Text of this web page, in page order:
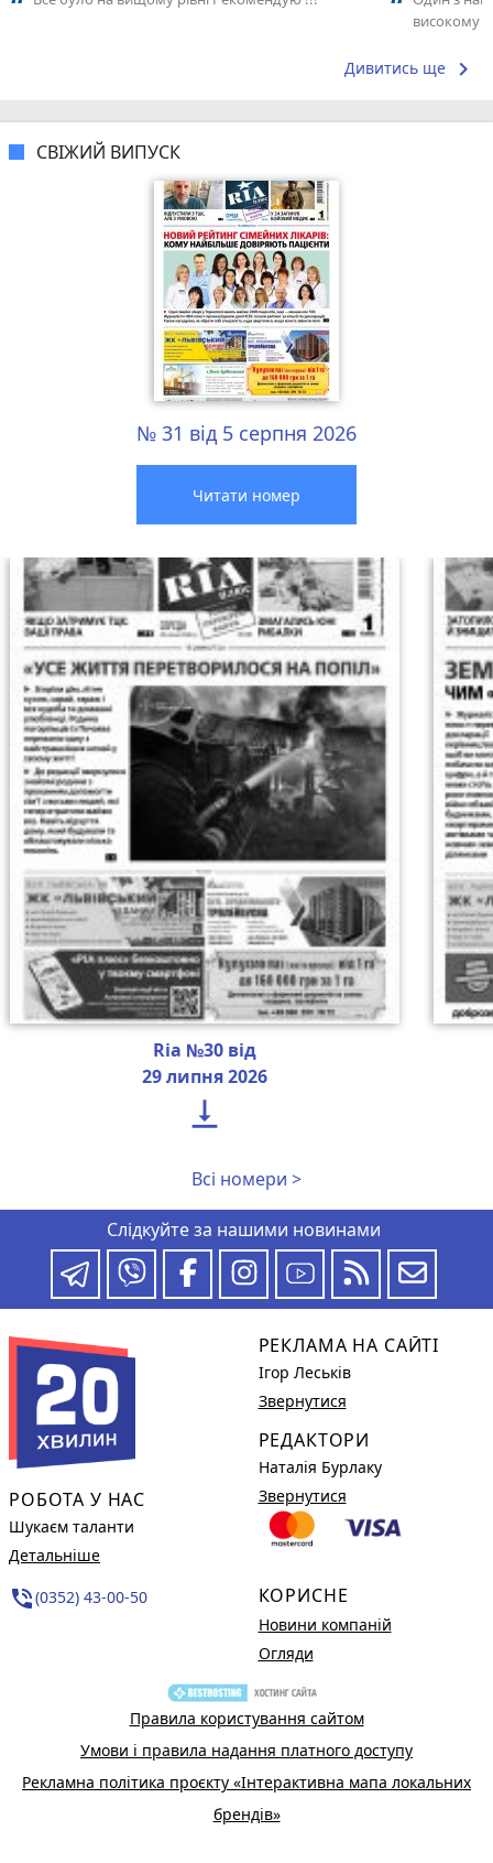
високому
Дивитись ще keyboard_arrow_right
СВІЖИЙ ВИПУСК
№ 31 від 5 серпня 2026
Читати номер
Ria №30 від
29 липня 2026

Всі номери >
Слідкуйте за нашими новинами
РОБОТА У НАС
Шукаєм таланти
Детальніше
phone_in_talk(0352) 43-00-50
РЕКЛАМА НА САЙТІ
Ігор Леськів
Звернутися
РЕДАКТОРИ
Наталія Бурлаку
Звернутися
КОРИСНЕ
Новини компаній
Огляди
Правила користування сайтом
Умови і правила надання платного доступу
Рекламна політика проєкту «Інтерактивна мапа локальних
брендів»